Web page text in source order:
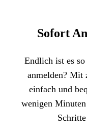
Sofort
Endlich ist es
anmelden? Mit
einfach und
wenigen